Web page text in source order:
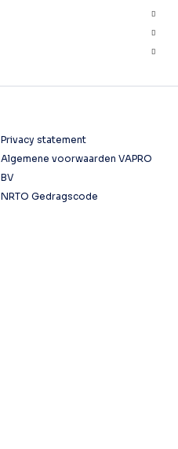
Privacy statement
Algemene voorwaarden VAPRO
BV
NRTO Gedragscode